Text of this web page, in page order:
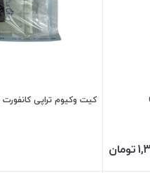
تومان
کیت وکیوم تراپی کانفورت Confort